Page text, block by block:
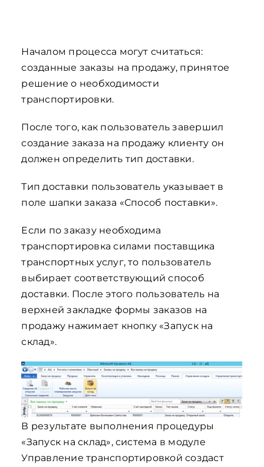
Началом процесса могут считаться:
созданные заказы на продажу, принятое
решение о необходимости
транспортировки.
После того, как пользователь завершил
создание заказа на продажу клиенту он
должен определить тип доставки.
Тип доставки пользователь указывает в
поле шапки заказа «Способ поставки».
Если по заказу необходима
транспортировка силами поставщика
транспортных услуг, то пользователь
выбирает соответствующий способ
доставки. После этого пользователь на
верхней закладке формы заказов на
продажу нажимает кнопку «Запуск на
склад».
В результате выполнения процедуры
«Запуск на склад», система в модуле
Управление транспортировкой создаст